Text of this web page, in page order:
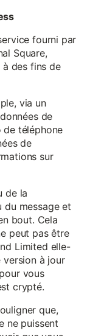
fourni par
Square,
à des fins de
via un
de
téléphone
de
sur
de la
message et
bout. Cela
peut pas être
Limited elle-
version à jour
vous
crypté.
que,
ne puissent